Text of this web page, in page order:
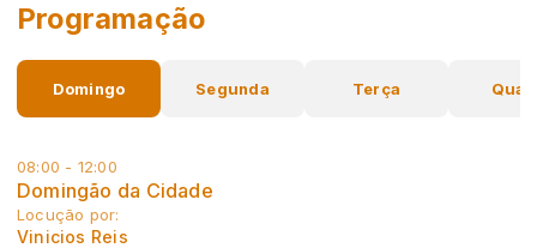
Programação
Domingo Segunda Terça
08:00 - 12:00
Domingão da Cidade
Locução por:
Vinicios Reis